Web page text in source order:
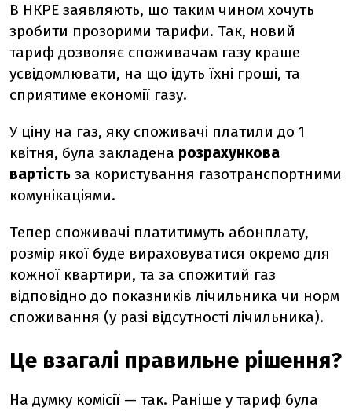
В НКРЕ заявляють, що таким чином хочуть
зробити прозорими тарифи. Так, новий
тариф дозволяє споживачам газу краще
усвідомлювати, на що ідуть їхні гроші, та
сприятиме економії газу.
У ціну на газ, яку споживачі платили до 1
квітня, була закладена розрахункова
вартість за користування газотранспортними
комунікаціями.
Тепер споживачі платитимуть абонплату,
розмір якої буде вираховуватися окремо для
кожної квартири, та за спожитий газ
відповідно до показників лічильника чи норм
споживання (у разі відсутності лічильника).
Це взагалі правильне рішення?
На думку комісії — так. Раніше у тариф була